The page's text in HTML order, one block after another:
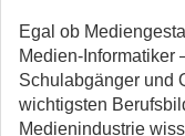
Egal ob
Medien-Informatiker
Schulabgänger und
wichtigsten
Medienindustrie